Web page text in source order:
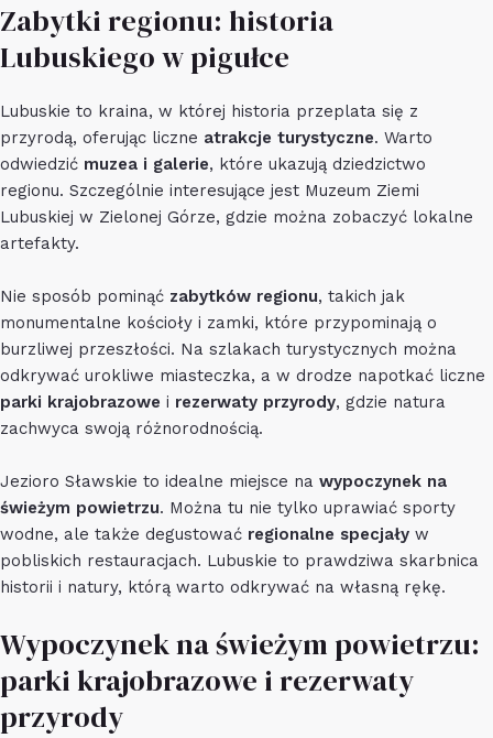
Zabytki regionu: historia
Lubuskiego w pigułce
Lubuskie to kraina, w której historia przeplata się z
przyrodą, oferując liczne atrakcje turystyczne. Warto
odwiedzić muzea i galerie, które ukazują dziedzictwo
regionu. Szczególnie interesujące jest Muzeum Ziemi
Lubuskiej w Zielonej Górze, gdzie można zobaczyć lokalne
artefakty.
Nie sposób pominąć zabytków regionu, takich jak
monumentalne kościoły i zamki, które przypominają o
burzliwej przeszłości. Na szlakach turystycznych można
odkrywać urokliwe miasteczka, a w drodze napotkać liczne
parki krajobrazowe i rezerwaty przyrody, gdzie natura
zachwyca swoją różnorodnością.
Jezioro Sławskie to idealne miejsce na wypoczynek na
świeżym powietrzu. Można tu nie tylko uprawiać sporty
wodne, ale także degustować regionalne specjały w
pobliskich restauracjach. Lubuskie to prawdziwa skarbnica
historii i natury, którą warto odkrywać na własną rękę.
Wypoczynek na świeżym powietrzu:
parki krajobrazowe i rezerwaty
przyrody